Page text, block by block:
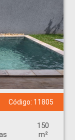
Código: 11805
150
m²